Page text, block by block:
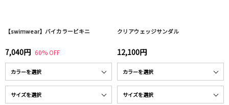
【swimwear】バイカラービキニ
7,040円 60% OFF
クリアウェッジサンダル
12,100円